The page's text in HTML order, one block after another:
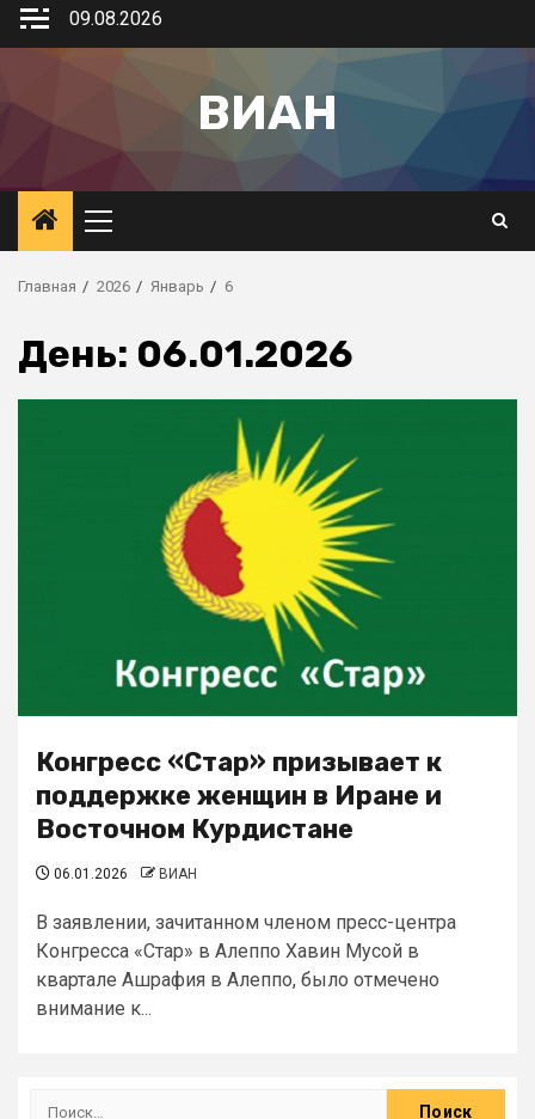
09.08.2026
ВИАН
Главная 2026 Январь 6
День: 06.01.2026
Конгресс «Стар» призывает к
поддержке женщин в Иране и
Восточном Курдистане
06.01.2026 ВИАН
В заявлении, зачитанном членом пресс-центра
Конгресса «Стар» в Алеппо Хавин Мусой в
квартале Ашрафия в Алеппо, было отмечено
внимание к...